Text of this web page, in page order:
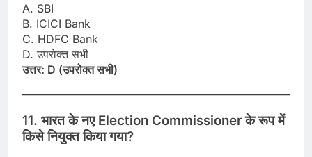
A. SBI
B. ICICI Bank
C. HDFC Bank
D. उपरोक्त सभी
उत्तर: D (उपरोक्त सभी)
11. भारत के नए Election Commissioner के रूप में
किसे नियुक्त किया गया?